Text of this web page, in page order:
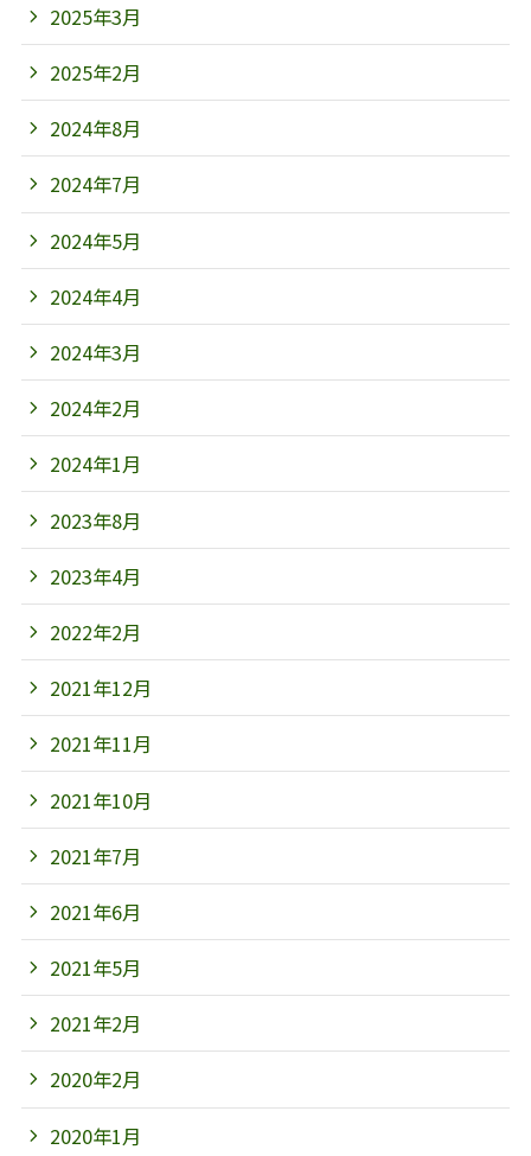
2025年3月
2025年2月
2024年8月
2024年7月
2024年5月
2024年4月
2024年3月
2024年2月
2024年1月
2023年8月
2023年4月
2022年2月
2021年12月
2021年11月
2021年10月
2021年7月
2021年6月
2021年5月
2021年2月
2020年2月
2020年1月